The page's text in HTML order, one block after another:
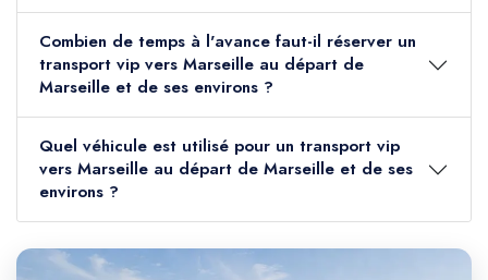
Combien de temps à l'avance faut-il réserver un
transport vip vers Marseille au départ de
Marseille et de ses environs ?
Quel véhicule est utilisé pour un transport vip
vers Marseille au départ de Marseille et de ses
environs ?